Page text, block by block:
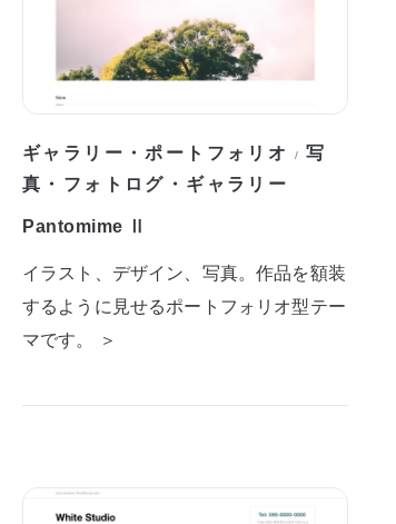
ギャラリー・ポートフォリオ /写
真・フォトログ・ギャラリー
Pantomime Ⅱ
イラスト、デザイン、写真。作品を額装
するように見せるポートフォリオ型テー
マです。 ＞